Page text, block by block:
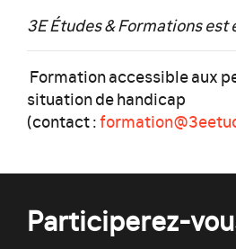
3E Études & Formations est
Formation accessible aux
situation de handicap
(contact :
Participerez-